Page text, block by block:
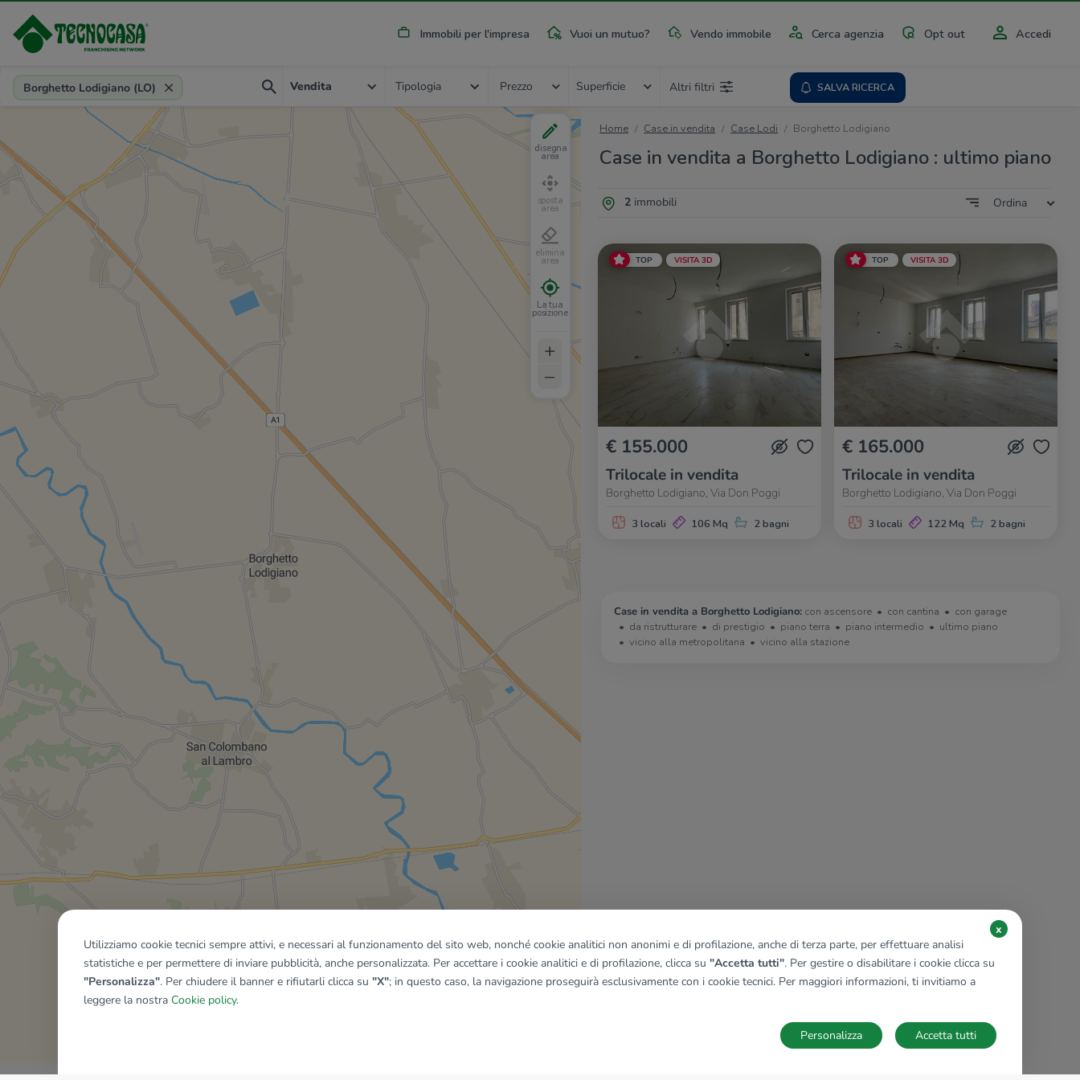
Immobili per l'impresa Vuoi un mutuo? Vendo immobile Cerca agenzia Opt out Accedi
Provincia, comune, zona, riferimento
Borghetto Lodigiano (LO) Vendita Tipologia Prezzo Superficie Altri filtri SALVA RICERCA
Home Case in vendita Case Lodi Borghetto Lodigiano
Case in vendita a Borghetto Lodigiano : ultimo piano
2immobili Ordina
TOP VISITA 3D
€ 155.000
Trilocale in vendita
Borghetto Lodigiano, Via Don Poggi
3 locali 106 Mq 2 bagni
TOP VISITA 3D
€ 165.000
Trilocale in vendita
Borghetto Lodigiano, Via Don Poggi
3 locali 122 Mq 2 bagni
Case in vendita a Borghetto Lodigiano: con ascensore con cantina
con garage
da ristrutturare
di prestigio piano terra piano intermedio
ultimo piano
vicino alla metropolitana
vicino alla stazione
disegna
area
sposta
area
elimina
area
La tua
posizione
+
–
Mostra tutti gli immobili del riquadro
Utilizziamo cookie tecnici sempre attivi, e necessari al funzionamento del sito web, nonché cookie analitici non anonimi e di profilazione, anche di terza parte, per effettuare analisi
statistiche e per permettere di inviare pubblicità, anche personalizzata. Per accettare i cookie analitici e di profilazione, clicca su "Accetta tutti". Per gestire o disabilitare i cookie clicca su
"Personalizza". Per chiudere il banner e rifiutarli clicca su "X"; in questo caso, la navigazione proseguirà esclusivamente con i cookie tecnici. Per maggiori informazioni, ti invitiamo a
leggere la nostra Cookie policy.
x
Accetta tutti
Personalizza